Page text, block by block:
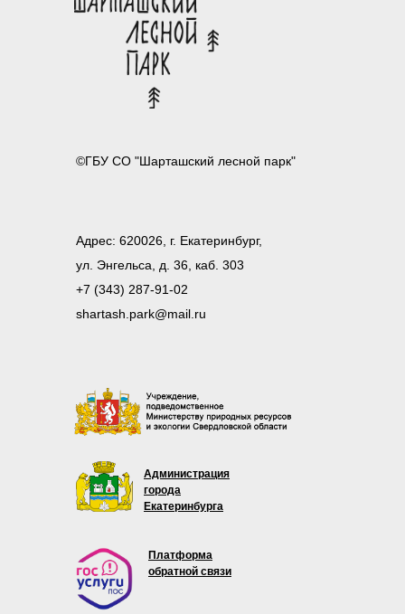
©ГБУ СО "Шарташский лесной парк"
Адрес: 620026, г. Екатеринбург,
ул. Энгельса, д. 36, каб. 303
+7 (343) 287-91-02
shartash.park@mail.ru
Администрация
города
Екатеринбурга
Платформа
обратной связи